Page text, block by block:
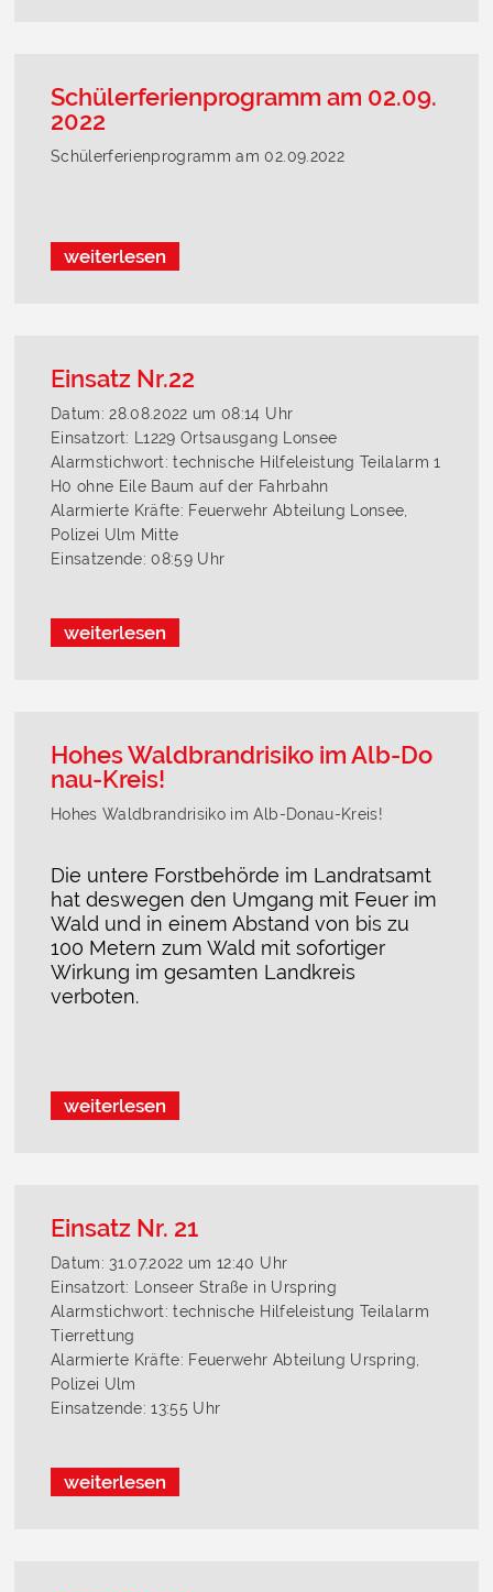
Schülerferienprogramm am 02.09.
2022
Schülerferienprogramm am 02.09.2022
weiterlesen
Einsatz Nr.22
Datum: 28.08.2022 um 08:14 Uhr
Einsatzort: L1229 Ortsausgang Lonsee
Alarmstichwort: technische Hilfeleistung Teilalarm 1
H0 ohne Eile Baum auf der Fahrbahn
Alarmierte Kräfte: Feuerwehr Abteilung Lonsee,
Polizei Ulm Mitte
Einsatzende: 08:59 Uhr
weiterlesen
Hohes Waldbrandrisiko im Alb-Do
nau-Kreis!
Hohes Waldbrandrisiko im Alb-Donau-Kreis!
Die untere Forstbehörde im Landratsamt
hat deswegen den Umgang mit Feuer im
Wald und in einem Abstand von bis zu
100 Metern zum Wald mit sofortiger
Wirkung im gesamten Landkreis
verboten.
weiterlesen
Einsatz Nr. 21
Datum: 31.07.2022 um 12:40 Uhr
Einsatzort: Lonseer Straße in Urspring
Alarmstichwort: technische Hilfeleistung Teilalarm
Tierrettung
Alarmierte Kräfte: Feuerwehr Abteilung Urspring,
Polizei Ulm
Einsatzende: 13:55 Uhr
weiterlesen